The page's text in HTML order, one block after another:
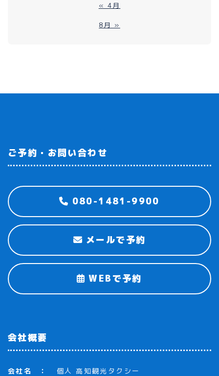
« 4月
8月 »
ご予約・お問い合わせ
080-1481-9900
メールで予約
WEBで予約
会社概要
会社名
個人 高知観光タクシー